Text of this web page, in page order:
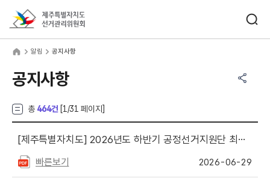
알림 공지사항
공지사항
총 464건 [1 /31 페이지]
[제주특별자치도] 2026년도 하반기 공정선거지원단 최종 합격자 안내
빠른보기 2026-06-29